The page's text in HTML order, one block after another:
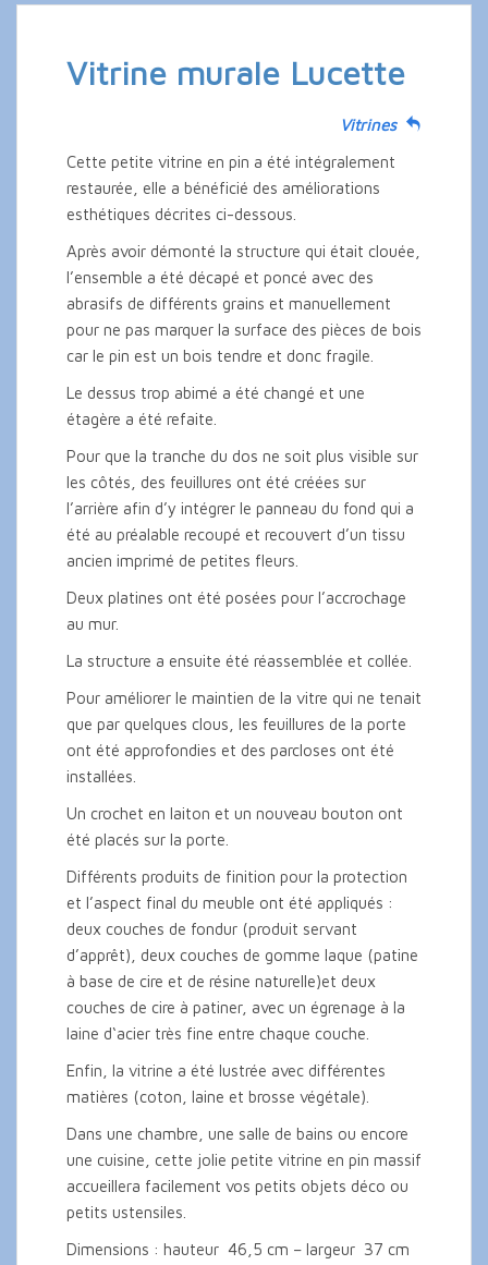
Vitrine murale Lucette
Vitrines
Cette petite vitrine en pin a été intégralement
restaurée, elle a bénéficié des améliorations
esthétiques décrites ci-dessous.
Après avoir démonté la structure qui était clouée,
l’ensemble a été décapé et poncé avec des
abrasifs de différents grains et manuellement
pour ne pas marquer la surface des pièces de bois
car le pin est un bois tendre et donc fragile.
Le dessus trop abimé a été changé et une
étagère a été refaite.
Pour que la tranche du dos ne soit plus visible sur
les côtés, des feuillures ont été créées sur
l’arrière afin d’y intégrer le panneau du fond qui a
été au préalable recoupé et recouvert d’un tissu
ancien imprimé de petites fleurs.
Deux platines ont été posées pour l’accrochage
au mur.
La structure a ensuite été réassemblée et collée.
Pour améliorer le maintien de la vitre qui ne tenait
que par quelques clous, les feuillures de la porte
ont été approfondies et des parcloses ont été
installées.
Un crochet en laiton et un nouveau bouton ont
été placés sur la porte.
Différents produits de finition pour la protection
et l’aspect final du meuble ont été appliqués :
deux couches de fondur (produit servant
d’apprêt), deux couches de gomme laque (patine
à base de cire et de résine naturelle)et deux
couches de cire à patiner, avec un égrenage à la
laine d‘acier très fine entre chaque couche.
Enfin, la vitrine a été lustrée avec différentes
matières (coton, laine et brosse végétale).
Dans une chambre, une salle de bains ou encore
une cuisine, cette jolie petite vitrine en pin massif
accueillera facilement vos petits objets déco ou
petits ustensiles.
Dimensions : hauteur 46,5 cm – largeur 37 cm